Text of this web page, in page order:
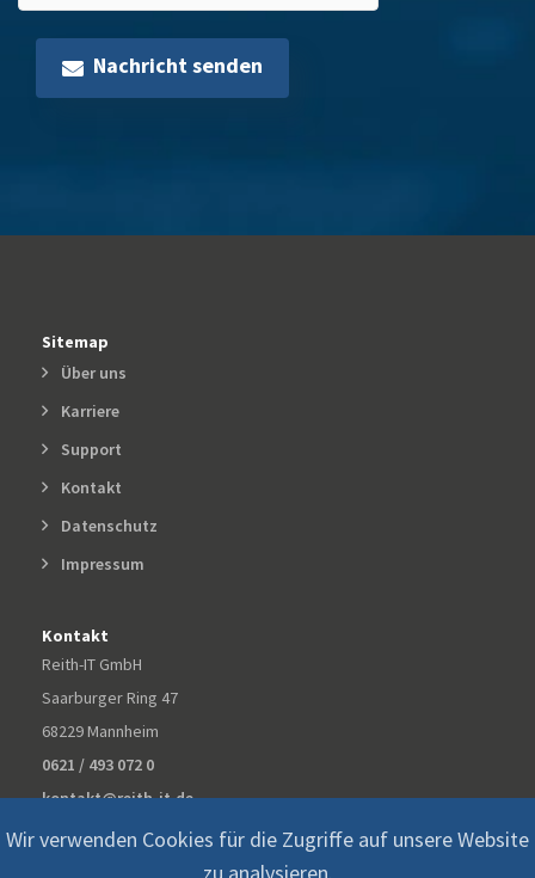
Nachricht senden
Sitemap
Über uns
Karriere
Support
Kontakt
Datenschutz
Impressum
Kontakt
Reith-IT GmbH
Saarburger Ring 47
68229 Mannheim
0621 / 493 072 0
kontakt@reith-it.de
Wir verwenden Cookies für die Zugriffe auf unsere Website